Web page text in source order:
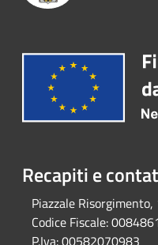
Recapiti e
Piazzale
Codice Fiscale: